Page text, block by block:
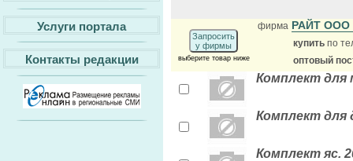
Услуги портала
Контакты редакции
Запросить
у фирмы
выберите товар ниже
фирма РАЙТ OOO
купить по
оптовый
Комплект для
Комплект для
Комплект яс.